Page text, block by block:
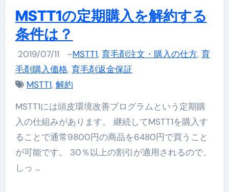
MSTT1の定期購入を解約する
条件は？
2019/07/11 –MSTT1, 育毛剤注文・購入の仕方, 育
毛剤購入価格, 育毛剤返金保証
MSTT1, 解約
MSTT1には頭皮環境改善プログラムという定期購
入の仕組みがあります。 継続してMSTT1を購入す
ることで通常9800円の商品を6480円で買うこと
が可能です。 30％以上の割引が適用されるので、
しっ …